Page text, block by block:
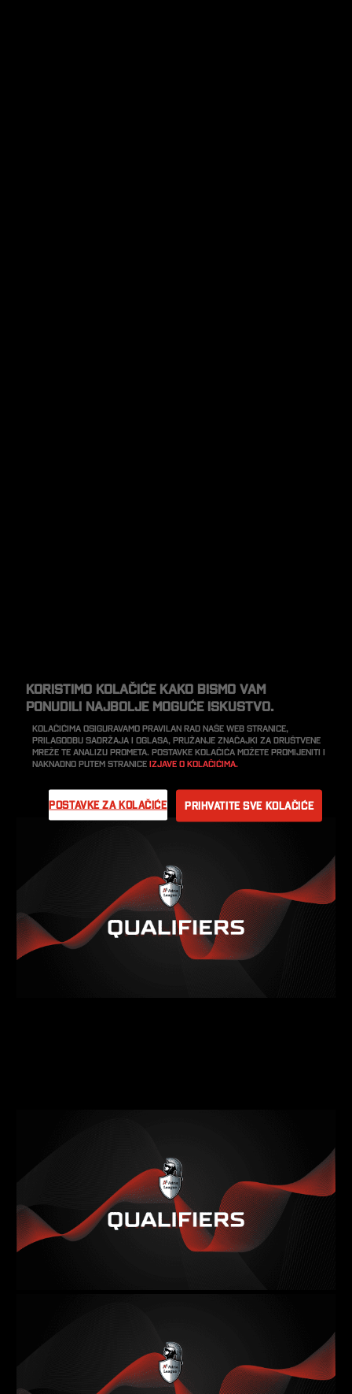
Koristimo kolačiće kako bismo vam
ponudili najbolje moguće iskustvo.
Kolačićima osiguravamo pravilan rad naše web stranice,
prilagodbu sadržaja i oglasa, pružanje značajki za društvene
mreže te analizu prometa. Postavke kolačića možete promijeniti i
naknadno putem straniceIzjave o kolačićima.
Postavke za kolačiće Prihvatite sve kolačiće